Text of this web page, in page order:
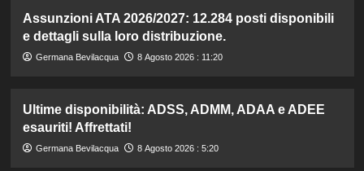
Assunzioni ATA 2026/2027: 12.284 posti disponibili
e dettagli sulla loro distribuzione.
Germana Bevilacqua 8 Agosto 2026 : 11:20
Ultime disponibilità: ADSS, ADMM, ADAA e ADEE
esauriti! Affrettati!
Germana Bevilacqua 8 Agosto 2026 : 5:20